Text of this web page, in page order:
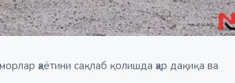
ҳаётини сақлаб қолишда ҳар дақиқа ва